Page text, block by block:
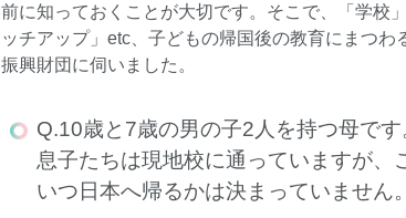
前に知っておくことが大切です。そこで、「学校
ッチアップ」etc、子どもの帰国後の教育にまつ
振興財団 に伺いました。
Q.10歳と7歳の男の子2人を持つ母で
息子たちは現地校に通っていますが、
いつ日本へ帰るかは決まっていません